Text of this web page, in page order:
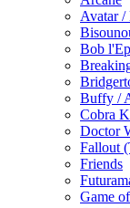
Avatar /
Bob
Buffy /
Cobra
Doctor
Fallout
Friends
Game